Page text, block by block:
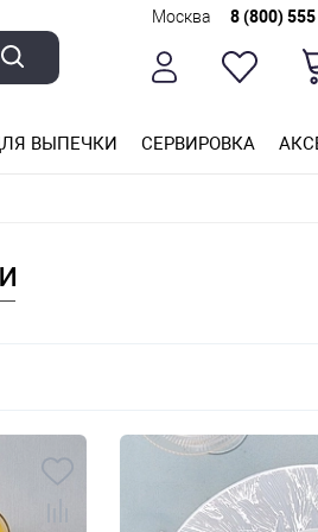
Москва 8 (800) 555
ВЫПЕЧКИ СЕРВИРОВКА